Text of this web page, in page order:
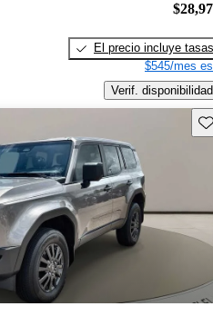
El precio incluye tasas
$545/mes
Verif. disponibilidad